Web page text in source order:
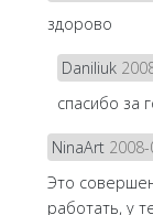
здорово
Daniliuk
спасибо за
NinaArt
Это
работать, у